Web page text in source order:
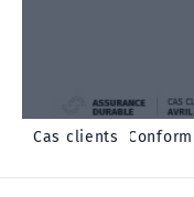
Cas client -
Cas client -
Cas clients